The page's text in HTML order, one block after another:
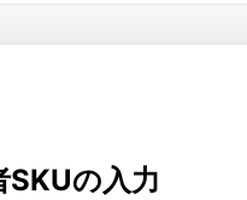
SKUの入力